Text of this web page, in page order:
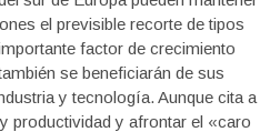
el previsible recorte de tipos
factor de crecimiento
se beneficiarán de sus
y tecnología. Aunque cita a
productividad y afrontar el «caro